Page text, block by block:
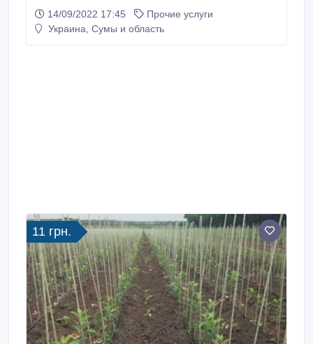
информацию можно получить позвонив по
указанному номеру телефона. Тел.: 097-299-74-29.
14/09/2022 17:45
Прочие услуги
Украина, Сумы и область
11 грн.